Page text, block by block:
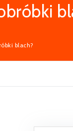
blach?